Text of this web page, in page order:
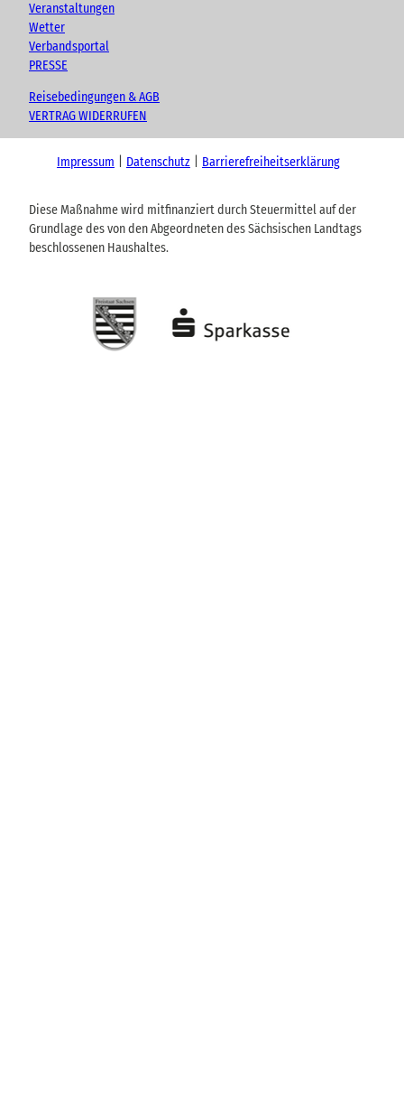
Veranstaltungen
Wetter
Verbandsportal
PRESSE
Reisebedingungen & AGB
VERTRAG WIDERRUFEN
Impressum Datenschutz Barrierefreiheitserklärung
Diese Maßnahme wird mitfinanziert durch Steuermittel auf der
Grundlage des von den Abgeordneten des Sächsischen Landtags
beschlossenen Haushaltes.